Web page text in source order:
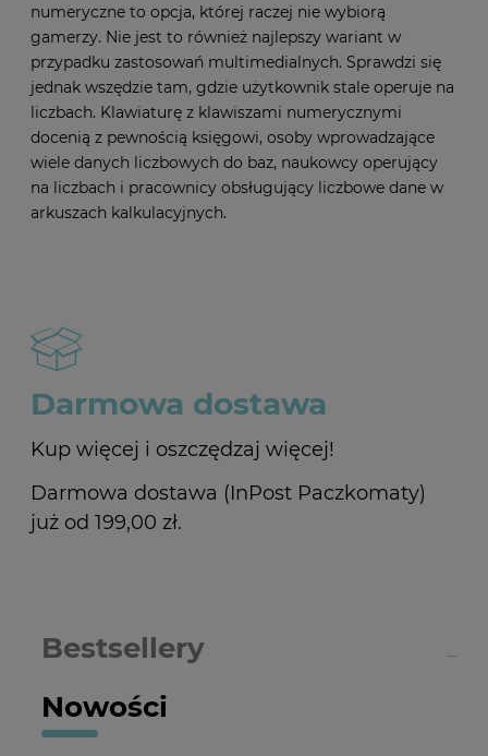
numeryczne to opcja, której raczej nie wybiorą
gamerzy. Nie jest to również najlepszy wariant w
przypadku zastosowań multimedialnych. Sprawdzi się
jednak wszędzie tam, gdzie użytkownik stale operuje na
liczbach. Klawiaturę z klawiszami numerycznymi
docenią z pewnością księgowi, osoby wprowadzające
wiele danych liczbowych do baz, naukowcy operujący
na liczbach i pracownicy obsługujący liczbowe dane w
arkuszach kalkulacyjnych.
Darmowa dostawa
Kup więcej i oszczędzaj więcej!
Darmowa dostawa (InPost Paczkomaty)
już od 199,00 zł.
Nowości
Bestsellery